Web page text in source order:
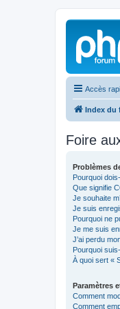
Accès
Index du
Foire
Problèmes
Pourquoi
Que signifie
Je souhaite
Je suis
Pourquoi ne
Je me suis
J’ai perdu
Pourquoi
À quoi sert «
Paramètres
Comment
Comment